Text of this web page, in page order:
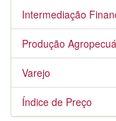
Intermediação
Produção
Varejo
Índice de Preço